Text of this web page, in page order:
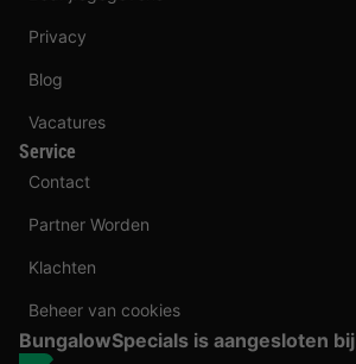
Privacy
Blog
Vacatures
Service
Contact
Partner Worden
Klachten
Beheer van cookies
BungalowSpecials is aangesloten bij